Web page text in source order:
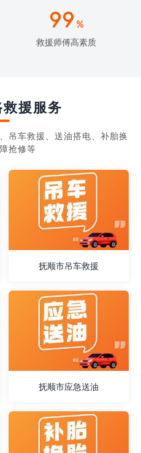
99 %
救援师傅高素质
援服务
吊车救援、送油搭电、补胎换
抢修等
抚顺市吊车救援
抚顺市应急送油